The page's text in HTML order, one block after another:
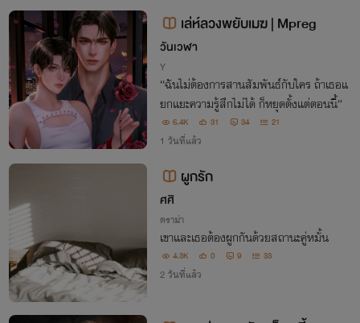
เล่ห์ลวงพยับเมฆ | Mpreg
วันเวฬา
Y
“ฉันไม่ต้องการสานสัมพันธ์กับใคร ถ้าเธอแ
ยกแยะความรู้สึกไม่ได้ ก็หยุดตั้งแต่ตอนนี้”
6.4K 31 34 21
1 วันที่แล้ว
ผูกรัก
ศศิ
ดราม่า
เขาและเธอต้องผูกกันด้วยสถานะคู่หมั้น
4.3K 0 9 33
2 วันที่แล้ว